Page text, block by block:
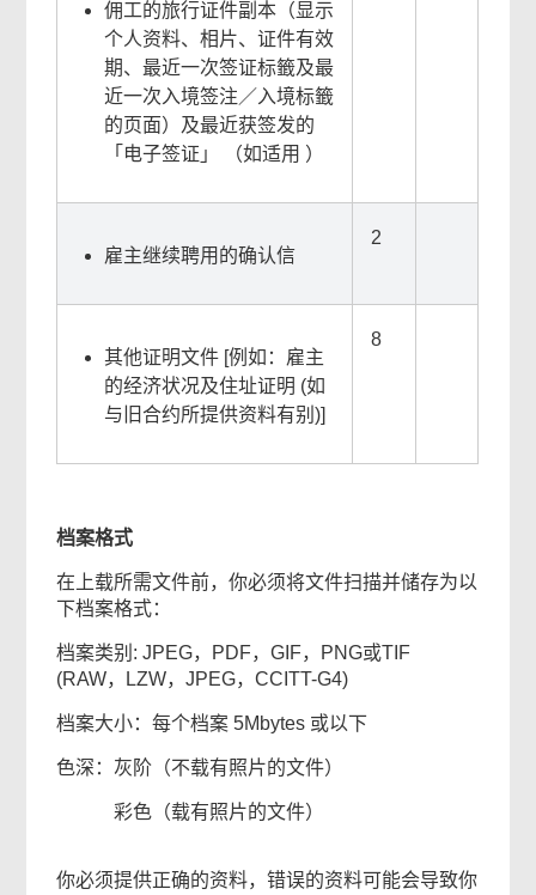
佣工的旅行证件副本（显示
个人资料、相片、证件有效
期、最近一次签证标籤及最
近一次入境签注／入境标籤
的页面）及最近获签发的
「电子签证」 （如适用 ）
雇主继续聘用的确认信
2
其他证明文件 [例如：雇主
的经济状况及住址证明 (如
与旧合约所提供资料有别)]
8
档案格式
在上载所需文件前，你必须将文件扫描并储存为以
下档案格式：
档案类别: JPEG，PDF，GIF，PNG或TIF
(RAW，LZW，JPEG，CCITT-G4)
档案大小：每个档案 5Mbytes 或以下
色深：灰阶（不载有照片的文件）
彩色（载有照片的文件）
你必须提供正确的资料，错误的资料可能会导致你